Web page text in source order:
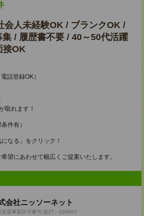
会人未経験OK / ブランクOK /
/ 履歴書不要 / 40～50代活躍
接OK
話登録OK）
取れます！
件有）
なる」をクリック！
望にあわせて幅広くご提案いたします。
会社ニッソーネット
派遣事業許可番号:派27－029007